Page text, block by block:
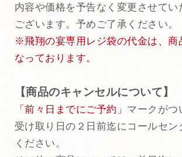
内容や価格を予告なく変更させてい
ございます。予めご了承ください。
※飛翔の宴専用レジ袋の代金は、商
なっております。
【商品のキャンセルについて】
「前々日までにご予約」 マークがつ
受け取り日の２日前迄にコールセン
ください。